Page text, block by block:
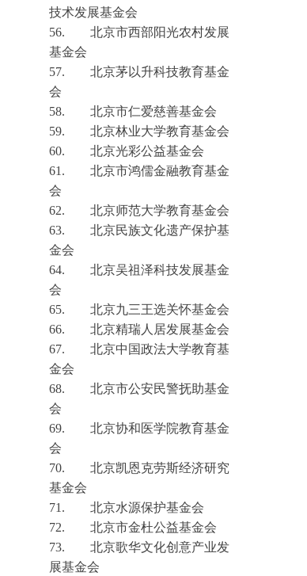
技术发展基金会
56.
北京市西部阳光农村发展
基金会
57.
北京茅以升科技教育基金
会
58.
北京市仁爱慈善基金会
59.
北京林业大学教育基金会
60.
北京光彩公益基金会
61.
北京市鸿儒金融教育基金
会
62.
北京师范大学教育基金会
63.
北京民族文化遗产保护基
金会
64.
北京吴祖泽科技发展基金
会
65.
北京九三王选关怀基金会
66.
北京精瑞人居发展基金会
67.
北京中国政法大学教育基
金会
68.
北京市公安民警抚助基金
会
69.
北京协和医学院教育基金
会
70.
北京凯恩克劳斯经济研究
基金会
71.
北京水源保护基金会
72.
北京市金杜公益基金会
73.
北京歌华文化创意产业发
展基金会